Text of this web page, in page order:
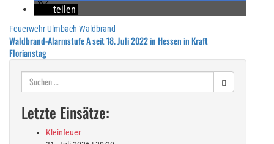
teilen
Feuerwehr Ulmbach Waldbrand
Beitragsnavigation
Waldbrand-Alarmstufe A seit 18. Juli 2022 in Hessen in Kraft
Florianstag
Suchen
Letzte Einsätze:
Kleinfeuer